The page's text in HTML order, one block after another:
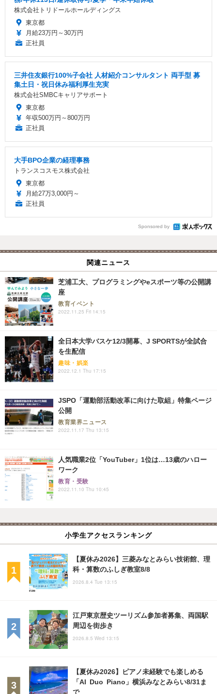
株式会社トリドールホールディングス
東京都
月給23万円～30万円
正社員
三井住友銀行100%子会社 人材紹介コンサルタント 両手型 募
集土日・祝日休み福利厚生充実
株式会社SMBCキャリアサポート
東京都
年収500万円～800万円
正社員
大手BPO企業の経理事務
トランスコスモス株式会社
東京都
月給27万3,000円～
正社員
Sponsored by
関連ニュース
芝浦工大、プログラミングやeスポーツ等の公開講
座
教育イベント
2022.11.25 Fri 14:15
全日本大学バスケ12/3開幕、J SPORTSが全試合
を生配信
趣味・娯楽
2022.12.1 Thu 17:15
JSPO「運動部活動改革に向けた取組」特集ページ
公開
教育業界ニュース
2022.11.17 Thu 13:15
人気職業2位「YouTuber」1位は…13歳のハロー
ワーク
教育・受験
2022.11.10 Thu 10:45
小学生アクセスランキング
【夏休み2026】三菱みなとみらい技術館、理
科・算数のふしぎ教室8/8
2026.8.4 Tue 13:15
江戸東京歴史ツーリズム参加者募集、両国駅
周辺を街歩き
2026.8.5 Wed 13:15
【夏休み2026】ピアノ未経験でも楽しめる
「AI Duo Piano」横浜みなとみらい8/31ま
で